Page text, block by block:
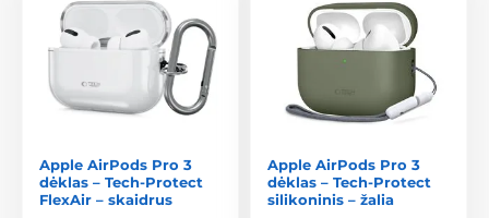
Apple AirPods Pro 3
dėklas – Tech-Protect
FlexAir – skaidrus
Apple AirPods Pro 3
dėklas – Tech-Protect
silikoninis – žalia